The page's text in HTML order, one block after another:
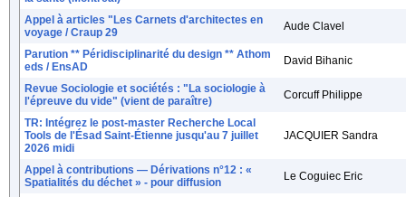
Appel à articles "Les Carnets d'architectes en
voyage / Craup 29
Aude Clavel
Parution ** Péridisciplinarité du design ** Athom
eds / EnsAD
David Bihanic
Revue Sociologie et sociétés : "La sociologie à
l'épreuve du vide" (vient de paraître)
Corcuff Philippe
TR: Intégrez le post-master Recherche Local
Tools de l'Ésad Saint-Étienne jusqu'au 7 juillet
2026 midi
JACQUIER Sandra
Appel à contributions — Dérivations n°12 : «
Spatialités du déchet » - pour diffusion
Le Coguiec Eric